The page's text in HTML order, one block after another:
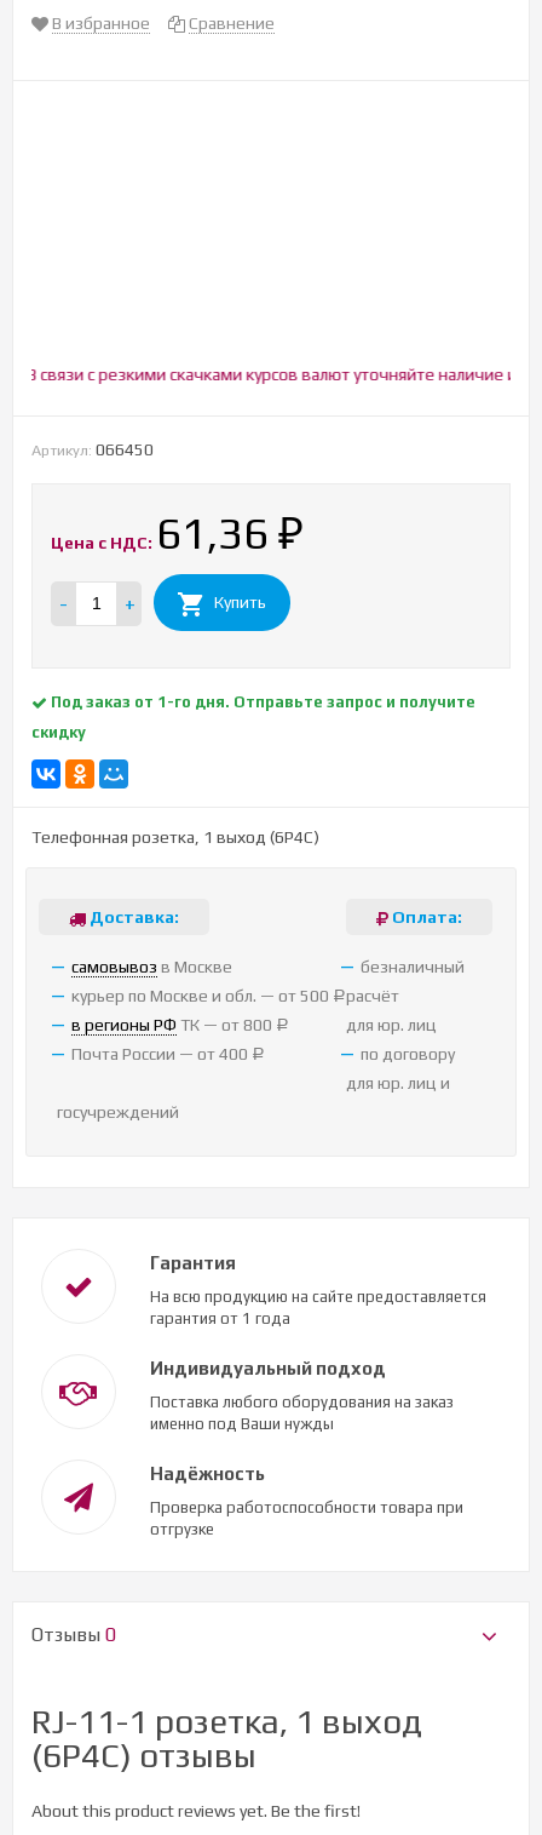
В избранное Сравнение
с резкими скачками курсов валют уточняйте наличие и цену!
Артикул: 066450
Цена с НДС: 61,36 ₽
- + Купить
Под заказ от 1-го дня. Отправьте запрос и получите
скидку
Телефонная розетка, 1 выход (6Р4С)
Доставка:
cамовывоз в Москве
курьер по Москве и обл. — от 500 Р
в регионы РФ ТК — от 800 Р
Почта России — от 400 Р
Оплата:
безналичный
расчёт
для юр. лиц
по договору
для юр. лиц и
госучреждений
Гарантия
На всю продукцию на сайте предоставляется
гарантия от 1 года
Индивидуальный подход
Поставка любого оборудования на заказ
именно под Ваши нужды
Надёжность
Проверка работоспособности товара при
отгрузке
Отзывы 0
RJ-11-1 розетка, 1 выход
(6Р4С) отзывы
About this product reviews yet. Be the first!